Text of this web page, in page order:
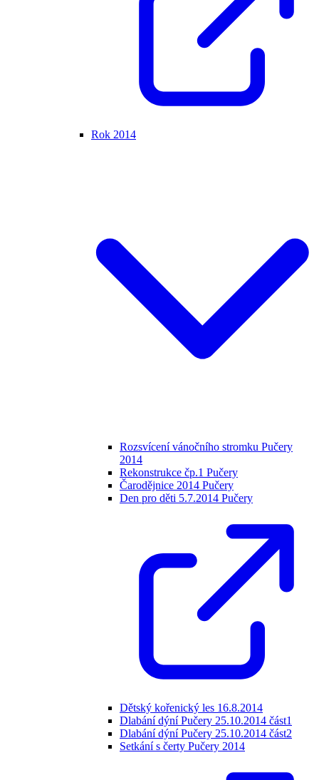
Rok 2014
Rozsvícení vánočního stromku Pučery
2014
Rekonstrukce čp.1 Pučery
Čarodějnice 2014 Pučery
Den pro děti 5.7.2014 Pučery
Dětský kořenický les 16.8.2014
Dlabání dýní Pučery 25.10.2014 část1
Dlabání dýní Pučery 25.10.2014 část2
Setkání s čerty Pučery 2014